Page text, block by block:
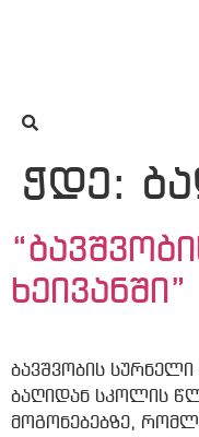
ჭდე:
ხეივანში”
ბავშვობის
ბაღიდან სკოლის
მოგონებებზე,